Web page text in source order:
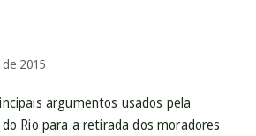
2015
argumentos usados pela
Rio para a retirada dos moradores